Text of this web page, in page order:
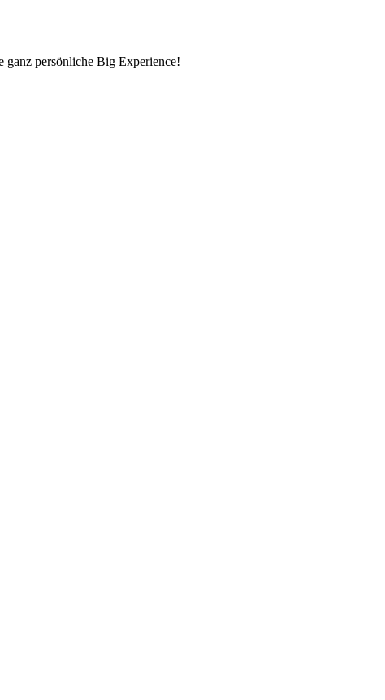
ganz persönliche Big Experience!